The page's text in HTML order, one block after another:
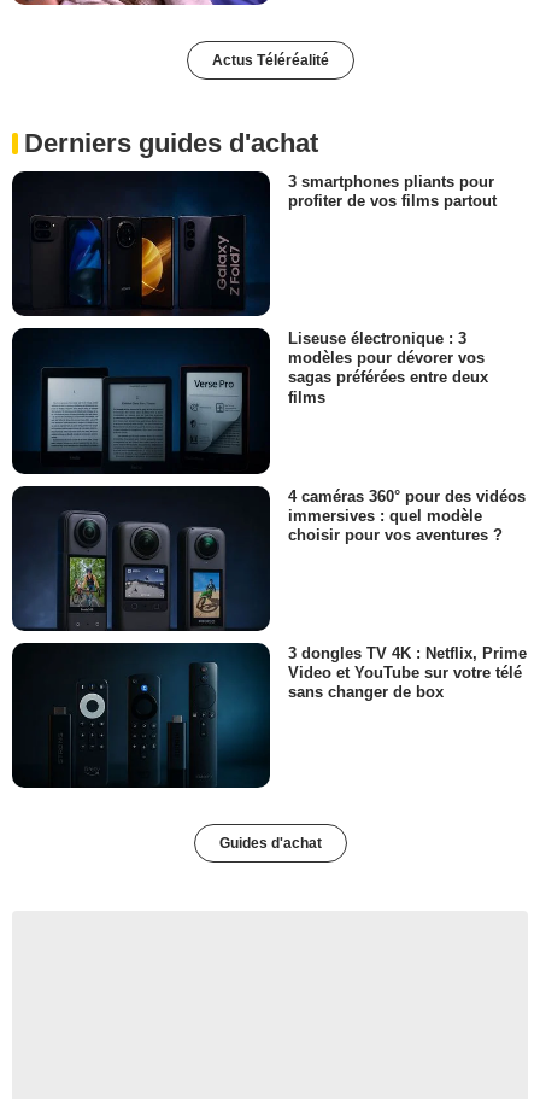
Actus Téléréalité
Derniers guides d'achat
3 smartphones pliants pour
profiter de vos films partout
Liseuse électronique : 3
modèles pour dévorer vos
sagas préférées entre deux
films
4 caméras 360° pour des vidéos
immersives : quel modèle
choisir pour vos aventures ?
3 dongles TV 4K : Netflix, Prime
Video et YouTube sur votre télé
sans changer de box
Guides d'achat